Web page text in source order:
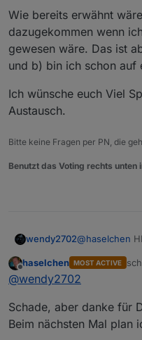
https://
Wenn bei Euch
Bescheid
nachbuchen.
@Nordischerjung
@
Es kann
da wäre es
Wie bereits erwähnt
dazugekommen wenn
gewesen wäre. Das ist
und b) bin ich schon auf
Ich wünsche euch Viel
Austausch.
Bitte keine Fragen per PN, die
Benutzt das Voting rechts unten
wendy2702@haselchen HI,
Frohes neues
Organisieren.
gewesen
Fall und b)
Ich wünsche
Austausch.
Offline
haselchen MOST ACTIVE
@wendy2702
Schade, aber danke für
Beim nächsten Mal plan